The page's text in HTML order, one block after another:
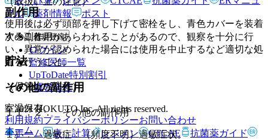
使用後は必ず頭部を押し下げて密栓をし、青色カバーを装着
すること。
貯法
（保管上の注意）
室温保存。
ホーム
副作用
次の副作用があらわれることがあるので、観察を十分に行
い、異常が認められた場合には使用を中止するなど適切な処
置を行うこと。
その他の副作用
１１．２． その他の副作用
１）． 過敏症：（頻度不明）過敏症状。
アル
薬剤情報 ポスト
新規登録
ログイン
監修医師一覧
UpToDate特別割引
運営会社
© 2021 HOKUTO Inc. All rights reserved.
利用規約プライバシーポリシーお問い合わせ
ホーム
表・計算 レジメン CTCAE
抗菌薬ガイド